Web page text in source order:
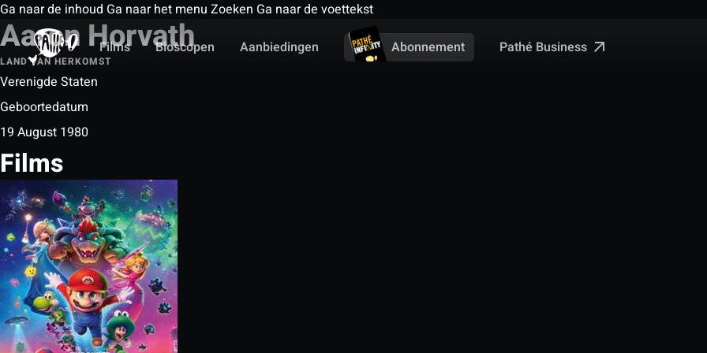
Ga naar de inhoud Ga naar het menu Zoeken Ga naar de voettekst
Films
Bioscopen Aanbiedingen Abonnement Pathé Business
Aaron Horvath
LAND VAN HERKOMST
Verenigde Staten
Geboortedatum
19 August 1980
Films